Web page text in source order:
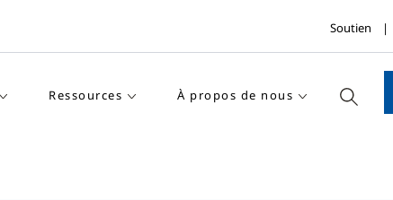
Soutien
Ressources À propos de nous